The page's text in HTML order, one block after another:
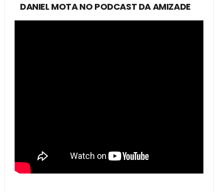
DANIEL MOTA NO PODCAST DA AMIZADE